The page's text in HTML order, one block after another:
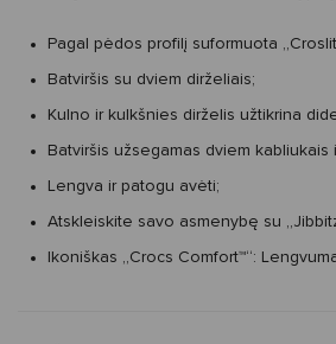
Pagal pėdos profilį suformuota
Batviršis su dviem dirželiais;
Kulno ir kulkšnies dirželis užtikrina
Batviršis užsegamas dviem
Lengva ir patogu avėti;
Atskleiskite savo asmenybę su
Ikoniškas „Crocs Comfort™“: